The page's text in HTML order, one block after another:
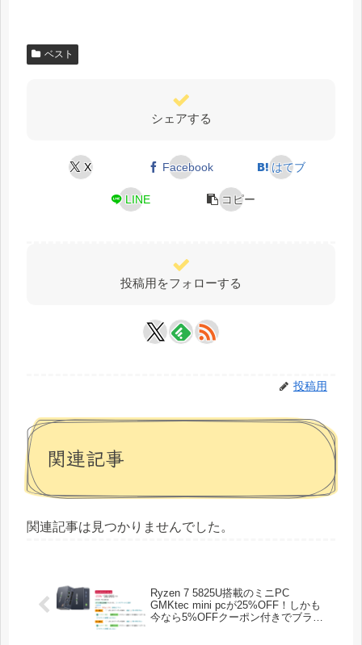
ベスト
シェアする
X Facebook はてブ
LINE コピー
投稿用をフォローする
投稿用
関連記事
関連記事は見つかりませんでした。
Ryzen 7 5825U搭載のミニPC
GMKtec mini pcが25%OFF！しかも
今なら5%OFFクーポン付きでブラッ